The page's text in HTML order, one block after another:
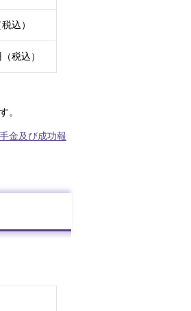
込）
税込）
。
金及び成功報